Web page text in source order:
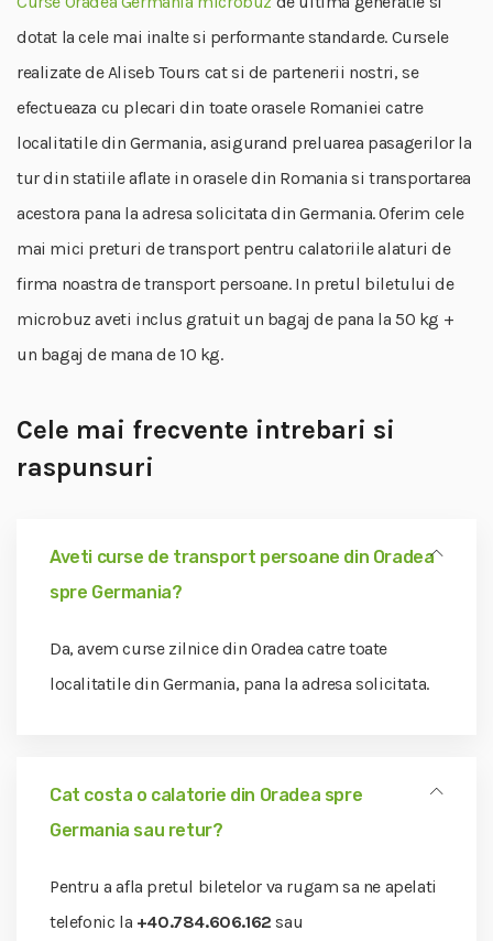
dotat la cele mai inalte si performante standarde. Cursele
realizate de Aliseb Tours cat si de partenerii nostri, se
efectueaza cu plecari din toate orasele Romaniei catre
localitatile din Germania, asigurand preluarea pasagerilor la
tur din statiile aflate in orasele din Romania si transportarea
acestora pana la adresa solicitata din Germania. Oferim cele
mai mici preturi de transport pentru calatoriile alaturi de
firma noastra de transport persoane. In pretul biletului de
microbuz aveti inclus gratuit un bagaj de pana la 50 kg +
un bagaj de mana de 10 kg.
Cele mai frecvente intrebari si
raspunsuri
Aveti curse de transport persoane din Oradea
spre Germania?
Da, avem curse zilnice din Oradea catre toate
localitatile din Germania, pana la adresa solicitata.
Cat costa o calatorie din Oradea spre
Germania sau retur?
Pentru a afla pretul biletelor va rugam sa ne apelati
telefonic la +40.784.606.162 sau